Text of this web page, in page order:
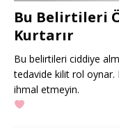
Bu Belirtileri
Kurtarır
Bu belirtileri ciddiye
tedavide kilit rol oynar.
ihmal etmeyin.